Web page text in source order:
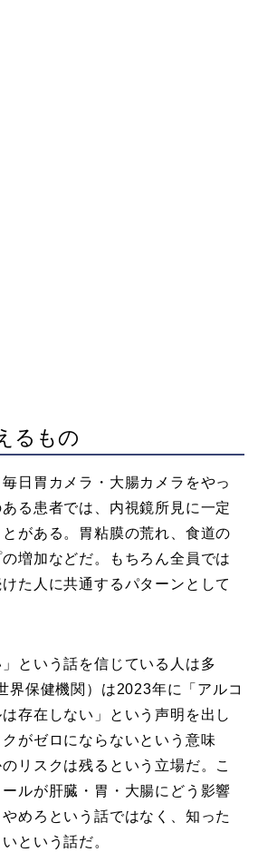
るもの
日胃カメラ・大腸カメラをやっ
る患者では、内視鏡所見に一定
がある。胃粘膜の荒れ、食道の
増加などだ。もちろん全員では
た人に共通するパターンとして
」という話を信じている人は多
界保健機関）は2023年に「アルコ
存在しない」という声明を出し
がゼロにならないという意味
リスクは残るという立場だ。こ
ルが肝臓・胃・大腸にどう影響
めろという話ではなく、知った
という話だ。